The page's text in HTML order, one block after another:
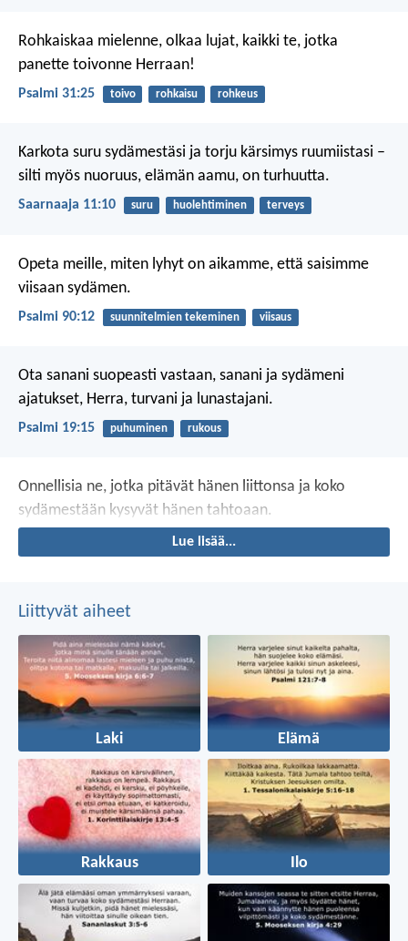
Rohkaiskaa mielenne, olkaa lujat, kaikki te, jotka
panette toivonne Herraan!
Psalmi 31:25 toivo rohkaisu rohkeus
Karkota suru sydämestäsi ja torju kärsimys ruumiistasi –
silti myös nuoruus, elämän aamu, on turhuutta.
Saarnaaja 11:10 suru huolehtiminen terveys
Opeta meille, miten lyhyt on aikamme, että saisimme
viisaan sydämen.
Psalmi 90:12 suunnitelmien tekeminen viisaus
Ota sanani suopeasti vastaan, sanani ja sydämeni
ajatukset, Herra, turvani ja lunastajani.
Psalmi 19:15 puhuminen rukous
Onnellisia ne, jotka pitävät hänen liittonsa ja koko
sydämestään kysyvät hänen tahtoaan.
Lue lisää...
Liittyvät aiheet
Laki Elämä
Rakkaus Ilo